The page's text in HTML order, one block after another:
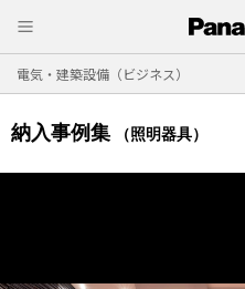
電気・建築設備（ビジネス）
納入事例集 （照明器具）